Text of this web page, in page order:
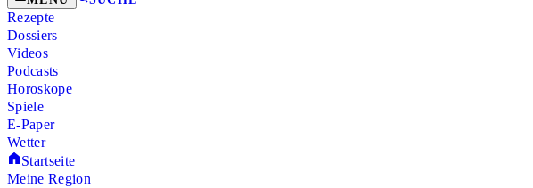
Rezepte
Dossiers
Videos
Podcasts
Horoskope
Spiele
E-Paper
Wetter
Startseite
Meine Region